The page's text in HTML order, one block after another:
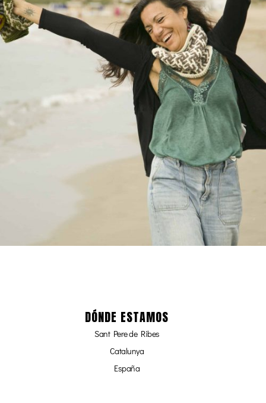
DÓNDE ESTAMOS
Sant Pere de Ribes
Catalunya
España